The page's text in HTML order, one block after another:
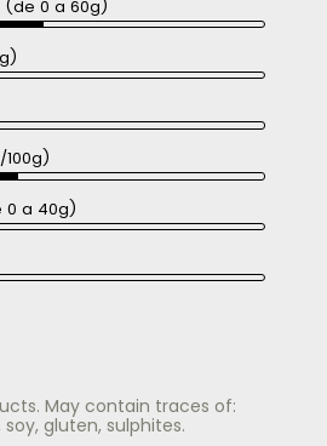
(de 0 a 60g)
0 a 40g)
May contain traces of:
gluten, sulphites.